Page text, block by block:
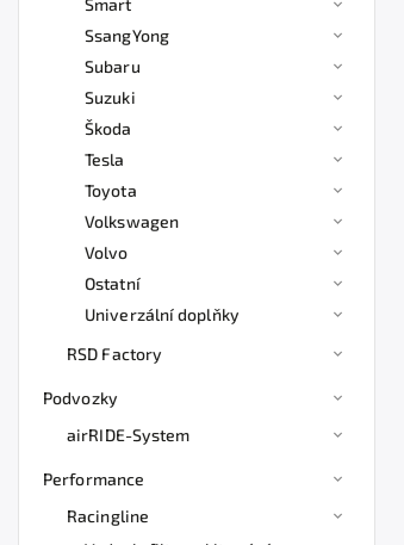
Smart
SsangYong
Subaru
Suzuki
Škoda
Tesla
Toyota
Volkswagen
Volvo
Ostatní
Univerzální doplňky
RSD Factory
Podvozky
airRIDE-System
Performance
Racingline